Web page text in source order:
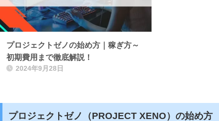
プロジェクトゼノの始め方｜稼ぎ方～
初期費用まで徹底解説！
2024年9月28日
プロジェクトゼノ（PROJECT XENO）の始め方